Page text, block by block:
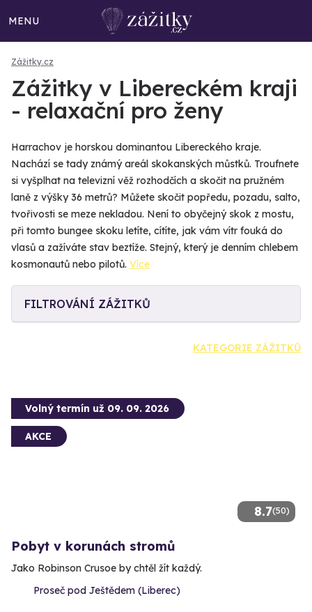
MENU
Zážitky.cz
Zážitky v Libereckém kraji
- relaxační pro ženy
Harrachov je horskou dominantou Libereckého kraje.
Nachází se tady známý areál skokanských můstků. Troufnete
si vyšplhat na televizní věž rozhodčích a skočit na pružném
laně z výšky 36 metrů? Můžete skočit popředu, pozadu, salto,
tvořivosti se meze nekladou. Není to obyčejný skok z mostu,
při tomto bungee skoku letíte, cítíte, jak vám vítr fouká do
vlasů a zažíváte stav beztíže. Stejný, který je denním chlebem
kosmonautů nebo pilotů. Více
FILTROVÁNÍ ZÁŽITKŮ
KATEGORIE ZÁŽITKŮ
8.7(50)
Volný termín už 09. 09. 2026
AKCE
Pobyt v korunách stromů
Jako Robinson Crusoe by chtěl žít každý.
Proseč pod Ještědem (Liberec)